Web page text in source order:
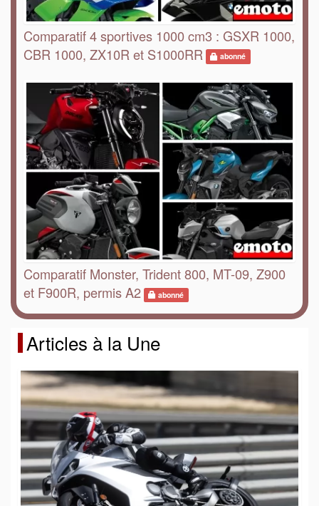
Comparatif 4 sportives 1000 cm3 : GSXR 1000,
CBR 1000, ZX10R et S1000RR
abonné
Comparatif Monster, Trident 800, MT-09, Z900
et F900R, permis A2
abonné
Articles à la Une